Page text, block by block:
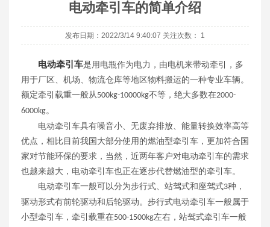
电动牵引车的简单介绍
发布日期：2022/3/14 9:40:07 关注次数： 1
电动牵引车是用电瓶作为电力，由电机来带动牵引，多
用于厂区、机场、物流仓库等地区物料搬运的一种专业车辆。
额定牵引载重一般从500kg-10000kg不等，绝大多数在2000-
6000kg。
电动牵引车具有噪音小、无废弃排放、能量转换效率高等
优点，相比目前我国大部分使用的燃油型牵引车，更加符合国
家对节能环保的要求，当然，近两年客户对电动牵引车的需求
也越来越大，电动牵引车也正在逐步代替燃油型的牵引车。
电动牵引车一般可以分为步行式、站驾式和座驾式3种，
驱动形式有前轮驱动和后轮驱动。步行式电动牵引车一般属于
小型牵引车，牵引载重在500-1500kg左右，站驾式牵引车一般